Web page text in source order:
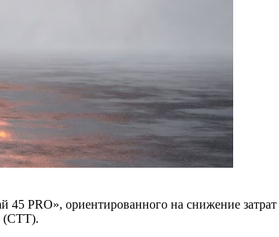
45 PRO», ориентированного на снижение
(СТТ).